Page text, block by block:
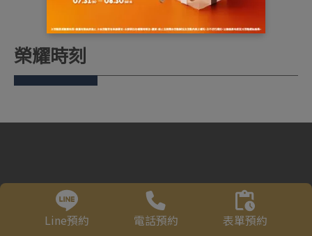
榮耀時刻
Line預約 電話預約 表單預約